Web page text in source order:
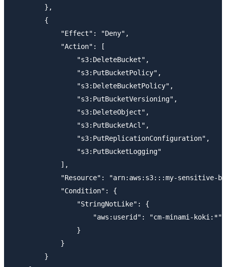
        },
        {
            "Effect": "Deny",
            "Action": [
                "s3:DeleteBucket",
                "s3:PutBucketPolicy",
                "s3:DeleteBucketPolicy",
                "s3:PutBucketVersioning",
                "s3:DeleteObject",
                "s3:PutBucketAcl",
                "s3:PutReplicationConfiguration",
                "s3:PutBucketLogging"
            ],
"Resource": "arn:aws:s3:::my-sensitive-
            "Condition": {
                "StringNotLike": {
                    "aws:userid": "cm-minami-koki:*"
                }
            }
        }